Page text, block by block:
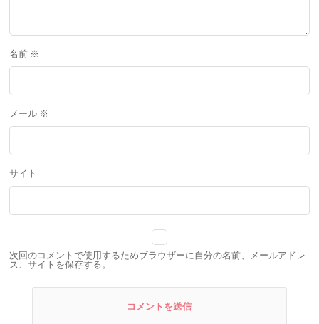
名前 ※
メール ※
サイト
次回のコメントで使用するためブラウザーに自分の名前、メールアドレ
ス、サイトを保存する。